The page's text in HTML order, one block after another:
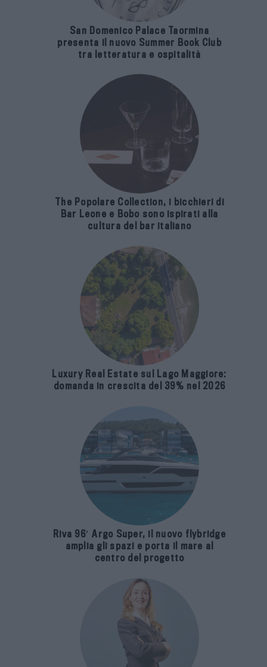
San Domenico Palace Taormina
presenta il nuovo Summer Book Club
tra letteratura e ospitalità
The Popolare Collection, i bicchieri di
Bar Leone e Bobo sono ispirati alla
cultura del bar italiano
Luxury Real Estate sul Lago Maggiore:
domanda in crescita del 39% nel 2026
Riva 96′ Argo Super, il nuovo flybridge
amplia gli spazi e porta il mare al
centro del progetto